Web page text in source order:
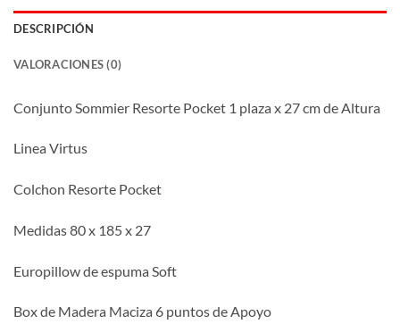
DESCRIPCIÓN
VALORACIONES (0)
Conjunto Sommier Resorte Pocket 1 plaza x 27 cm de Altura
Linea Virtus
Colchon Resorte Pocket
Medidas 80 x 185 x 27
Europillow de espuma Soft
Box de Madera Maciza 6 puntos de Apoyo